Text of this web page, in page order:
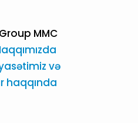
MMC
və
haqqında